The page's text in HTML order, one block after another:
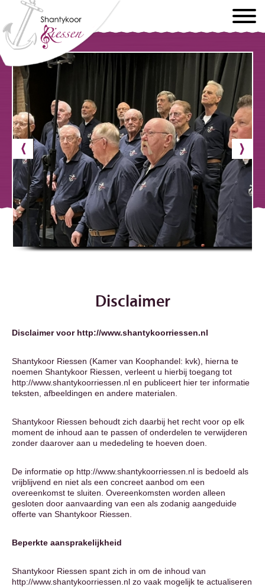
Disclaimer
Disclaimer voor http://www.shantykoorriessen.nl
Shantykoor Riessen (Kamer van Koophandel: kvk), hierna te
noemen Shantykoor Riessen, verleent u hierbij toegang tot
http://www.shantykoorriessen.nl en publiceert hier ter informatie
teksten, afbeeldingen en andere materialen.
Shantykoor Riessen behoudt zich daarbij het recht voor op elk
moment de inhoud aan te passen of onderdelen te verwijderen
zonder daarover aan u mededeling te hoeven doen.
De informatie op http://www.shantykoorriessen.nl is bedoeld als
vrijblijvend en niet als een concreet aanbod om een
overeenkomst te sluiten. Overeenkomsten worden alleen
gesloten door aanvaarding van een als zodanig aangeduide
offerte van Shantykoor Riessen.
Beperkte aansprakelijkheid
Shantykoor Riessen spant zich in om de inhoud van
http://www.shantykoorriessen.nl zo vaak mogelijk te actualiseren